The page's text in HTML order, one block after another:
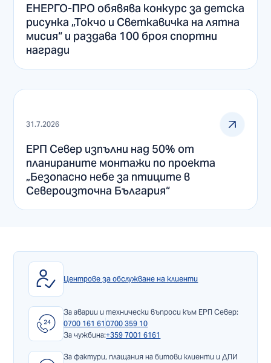
ЕНЕРГО-ПРО обявява конкурс за детска
рисунка „Токчо и Светкавичка на лятна
мисия“ и раздава 100 броя спортни
награди
31.7.2026
ЕРП Север изпълни над 50% от
планираните монтажи по проекта
„Безопасно небе за птиците в
Североизточна България“
Центрове за обслужване на клиенти
За аварии и технически въпроси към ЕРП Север:
0700 161 61 0700 359 10
За чужбина:+359 7001 6161
За фактури, плащания на битови клиенти и ДПИ